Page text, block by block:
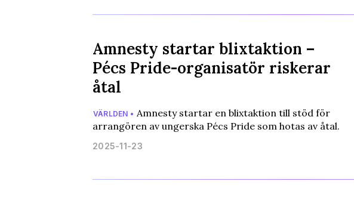
Amnesty startar blixtaktion –
Pécs Pride-organisatör riskerar
åtal
VÄRLDEN • Amnesty startar en blixtaktion till stöd för
arrangören av ungerska Pécs Pride som hotas av åtal.
2025-11-23